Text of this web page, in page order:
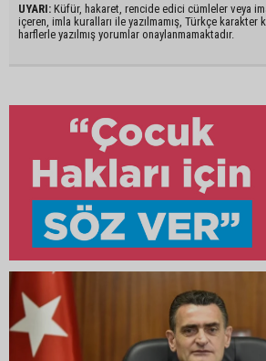
UYARI: Küfür, hakaret, rencide edici cümleler veya
içeren, imla kuralları ile yazılmamış, Türkçe karakter
harflerle yazılmış yorumlar onaylanmamaktadır.